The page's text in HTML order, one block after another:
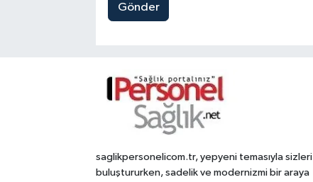
Gönder
saglikpersonelicom.tr, yepyeni temasıyla sizleri
buluştururken, sadelik ve modernizmi bir araya